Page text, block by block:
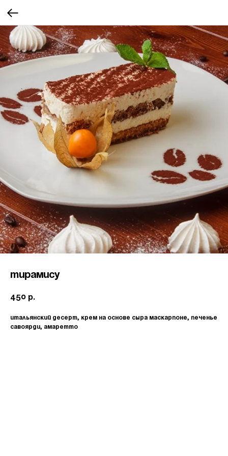
ТИРАМИСУ
450 р.
Итальянский десерт, крем на основе сыра маскарпоне, печенье
савоярди, амаретто